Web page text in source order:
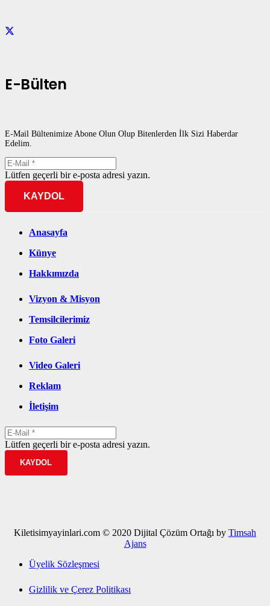
E-Bülten
E-Mail Bültenimize Abone Olun Olup Bitenlerden İlk Sizi Haberdar
Edelim.
Lütfen geçerli bir e-posta adresi yazın.
KAYDOL
Anasayfa
Künye
Hakkımızda
Vizyon & Misyon
Temsilcilerimiz
Foto Galeri
Video Galeri
Reklam
İletişim
Lütfen geçerli bir e-posta adresi yazın.
KAYDOL
Kiletisimyayinlari.com © 2020 Dijital Çözüm Ortağı by Timsah
Ajans
Üyelik Sözleşmesi
Gizlilik ve Çerez Politikası